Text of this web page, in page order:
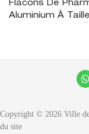
Flacons De
Aluminium À Taille
Copyright © 2026 Ville
du site